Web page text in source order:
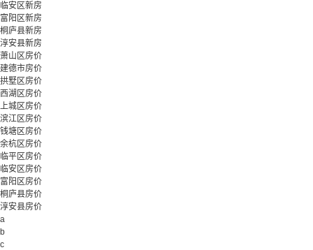
临安区新房
富阳区新房
桐庐县新房
淳安县新房
萧山区房价
建德市房价
拱墅区房价
西湖区房价
上城区房价
滨江区房价
钱塘区房价
余杭区房价
临平区房价
临安区房价
富阳区房价
桐庐县房价
淳安县房价
a
b
c